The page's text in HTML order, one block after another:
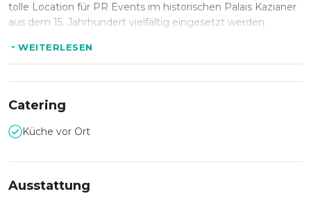
tolle Location für PR Events im historischen Palais Kazianer
aus dem 15. Jahrhundert vielfältig eingesetzt werden.
problemlos auch mit öffentlichen Verkehrsmitteln
erreichbar. Direkt gegenüber des Büros befindet sich die
beliebte und bekannte Location FRANKOWITSCH, deren
Brötchen und süßen Köstlichkeiten weit über die Grazer
WEITERLESEN
Catering
Küche vor Ort
Ausstattung